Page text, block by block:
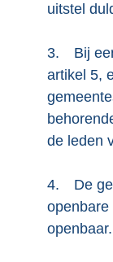
uitstel
3.
Bij
artikel 5,
de leden
4.
De
openbare
openbaar.